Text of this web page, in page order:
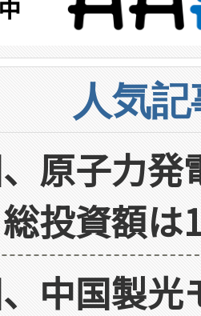
人気
原子力
投資額は
中国製光